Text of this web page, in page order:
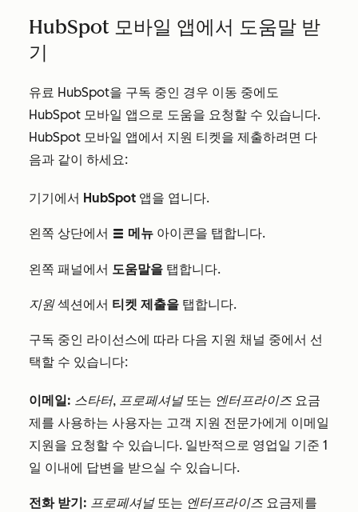
HubSpot 모바일 앱에서 도움말 받
기
유료 HubSpot을 구독 중인 경우 이동 중에도
HubSpot 모바일 앱으로 도움을 요청할 수 있습니다.
HubSpot 모바일 앱에서 지원 티켓을 제출하려면 다
음과 같이 하세요:
기기에서 HubSpot 앱을 엽니다.
왼쪽 상단에서 listView 메뉴 아이콘을 탭합니다.
왼쪽 패널에서 도움말을 탭합니다.
지원섹션에서 티켓 제출을 탭합니다.
구독 중인 라이선스에 따라 다음 지원 채널 중에서 선
택할 수 있습니다:
이메일: 스타터, 프로페셔널또는 엔터프라이즈 요금
제를 사용하는 사용자는 고객 지원 전문가에게 이메일
지원을 요청할 수 있습니다. 일반적으로 영업일 기준 1
일 이내에 답변을 받으실 수 있습니다.
전화 받기: 프로페셔널또는 엔터프라이즈 요금제를